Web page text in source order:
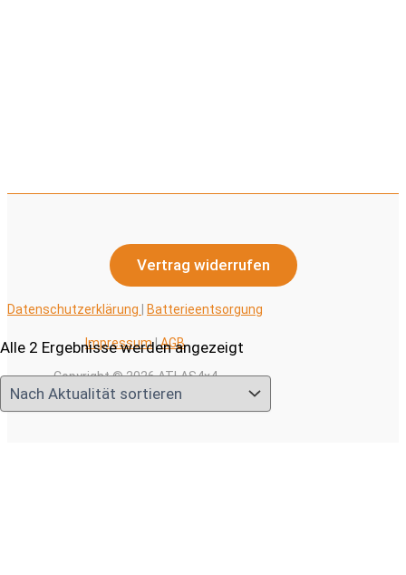
Alle 2 Ergebnisse werden angezeigt
Aktualität
sortiert
Vertrag widerrufen
Datenschutzerklärung Batterieentsorgung
Impressum|AGB
Copyright © 2026 ATLAS4x4